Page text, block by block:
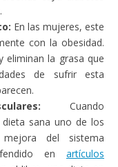
En las mujeres, este
con la obesidad.
eliminan la grasa que
de sufrir esta
Cuando
sana uno de los
del sistema
en artículos